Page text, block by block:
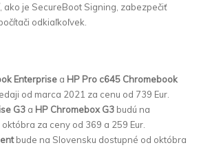
ako je SecureBoot Signing, zabezpečiť
odkiaľkoľvek.
Enterprise a HP Pro c645 Chromebook
od marca 2021 za cenu od 739 Eur.
G3 a HP Chromebox G3 budú na
za ceny od 369 a 259 Eur.
bude na Slovensku dostupné od októbra